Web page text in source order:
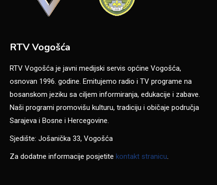
RTV Vogošća
RTV Vogošća je javni medijski servis općine Vogošća,
osnovan 1996. godine. Emitujemo radio i TV programe na
bosanskom jeziku sa ciljem informiranja, edukacije i zabave.
Naši programi promovišu kulturu, tradiciju i običaje područja
Sarajeva i Bosne i Hercegovine.
Sjedište: Jošanička 33, Vogošća
Za dodatne informacije posjetite kontakt stranicu